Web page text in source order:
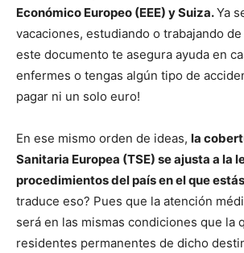
Económico Europeo (EEE) y Suiza.Ya
vacaciones, estudiando o trabajando
este documento te asegura ayuda en
enfermes o tengas algún tipo de
pagar ni un solo euro!
En ese mismo orden de ideas, la
Sanitaria Europea (TSE) se ajusta a la
procedimientos del país en el que
traduce eso? Pues que la atención
será en las mismas condiciones que la
residentes permanentes de dicho